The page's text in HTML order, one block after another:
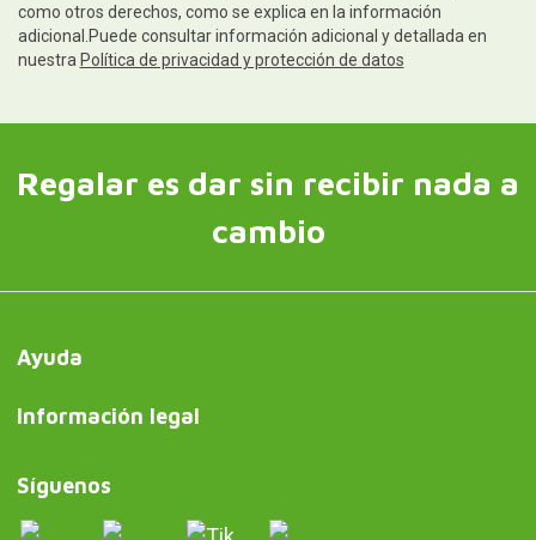
como otros derechos, como se explica en la información
adicional.Puede consultar información adicional y detallada en
nuestra Política de privacidad y protección de datos
Regalar es dar sin recibir nada a
cambio
Ayuda
Información legal
Síguenos